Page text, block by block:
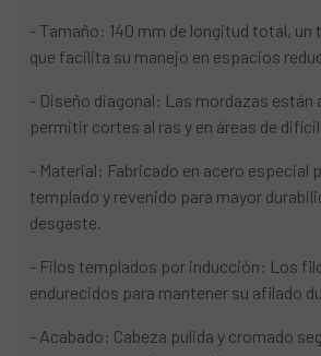
- Tamaño: 140 mm de longitud total,
que facilita su manejo en espacios
- Diseño diagonal: Las mordazas están
permitir cortes al ras y en áreas de
- Material: Fabricado en acero especial
templado y revenido para mayor
desgaste.
- Filos templados por inducción: Los
endurecidos para mantener su afilado
- Acabado: Cabeza pulida y cromado